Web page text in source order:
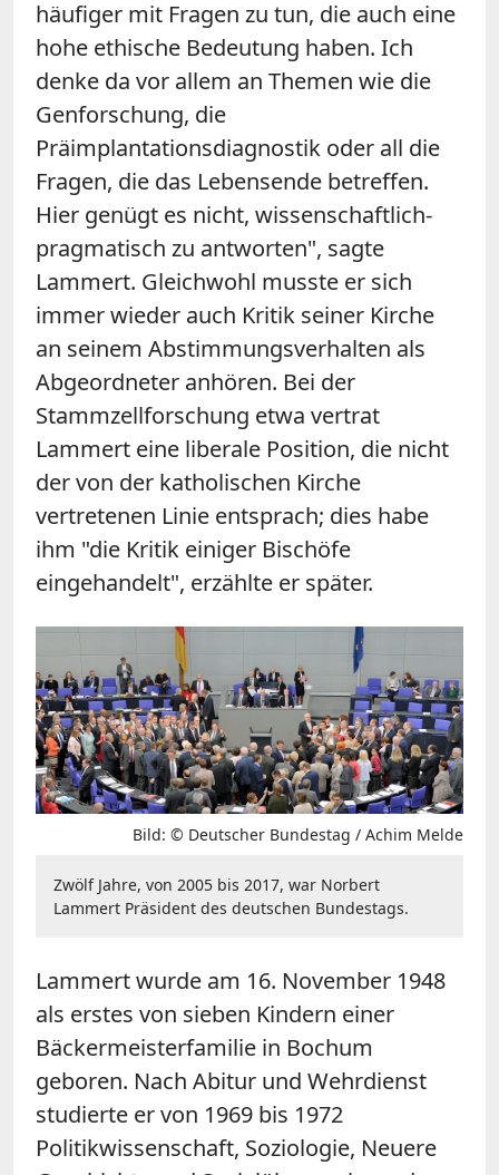
häufiger mit Fragen zu tun, die auch eine
hohe ethische Bedeutung haben. Ich
denke da vor allem an Themen wie die
Genforschung, die
Präimplantationsdiagnostik oder all die
Fragen, die das Lebensende betreffen.
Hier genügt es nicht, wissenschaftlich-
pragmatisch zu antworten", sagte
Lammert. Gleichwohl musste er sich
immer wieder auch Kritik seiner Kirche
an seinem Abstimmungsverhalten als
Abgeordneter anhören. Bei der
Stammzellforschung etwa vertrat
Lammert eine liberale Position, die nicht
der von der katholischen Kirche
vertretenen Linie entsprach; dies habe
ihm "die Kritik einiger Bischöfe
eingehandelt", erzählte er später.
Bild: © Deutscher Bundestag / Achim Melde
Zwölf Jahre, von 2005 bis 2017, war Norbert
Lammert Präsident des deutschen Bundestags.
Lammert wurde am 16. November 1948
als erstes von sieben Kindern einer
Bäckermeisterfamilie in Bochum
geboren. Nach Abitur und Wehrdienst
studierte er von 1969 bis 1972
Politikwissenschaft, Soziologie, Neuere